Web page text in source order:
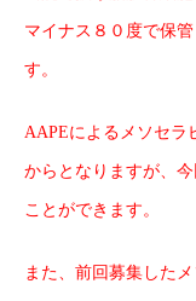
マイナス８０度で保
す。
AAPEによるメソセラ
からとなりますが、
ことができます。
また、前回募集した